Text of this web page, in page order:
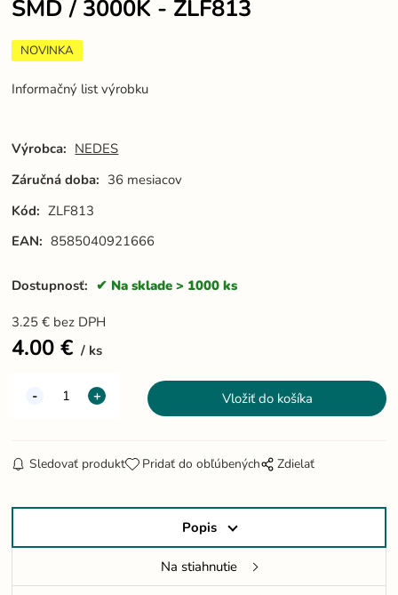
SMD / 3000K - ZLF813
NOVINKA
Informačný list výrobku
Výrobca: NEDES
Záručná doba: 36 mesiacov
Kód: ZLF813
EAN: 8585040921666
Dostupnosť: Na sklade > 1000 ks
3.25 € bez DPH
4.00 € ks
Sledovať produkt Pridať do obľúbených Zdielať
Popis
Na stiahnutie